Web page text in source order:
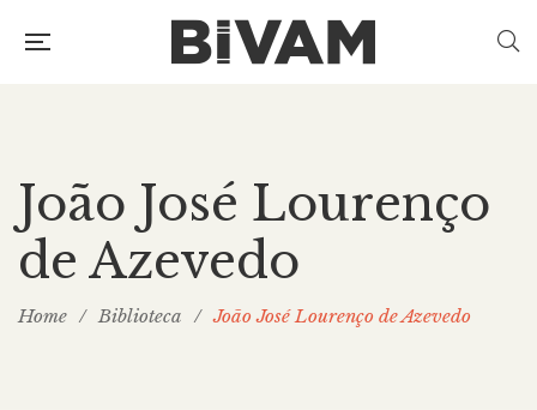
João José Lourenço
de Azevedo
Home / Biblioteca / João José Lourenço de Azevedo